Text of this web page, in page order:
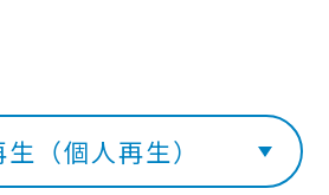
（個人再生）